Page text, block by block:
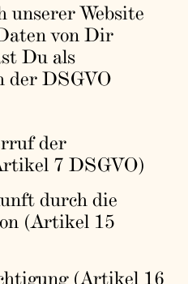
unserer Website
von Dir
Du als
der DSGVO
der
7 DSGVO)
durch die
(Artikel 15
(Artikel 16